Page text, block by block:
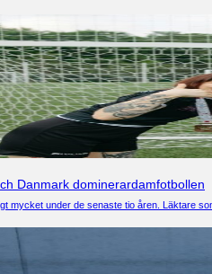
Danmark dominerardamfotbollen
mycket under de senaste tio åren. Läktare